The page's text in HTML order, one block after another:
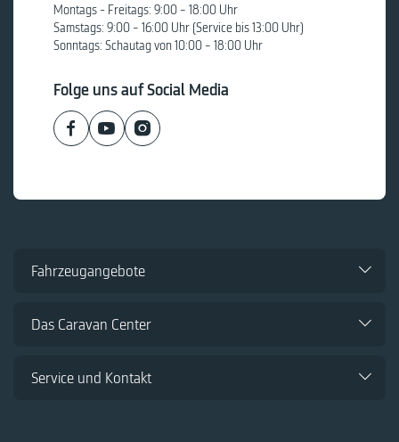
Fahrzeugangebote
Das Caravan Center
Service und Kontakt
Montags - Freitags: 9:00 – 18:00 Uhr
Samstags: 9:00 – 16:00 Uhr (Service bis 13:00 Uhr)
Sonntags: Schautag von 10:00 – 18:00 Uhr
Folge uns auf Social Media